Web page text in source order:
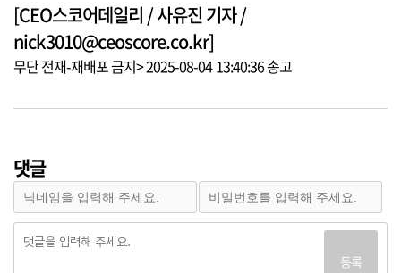
[CEO스코어데일리 / 사유진 기자 /
nick3010@ceoscore.co.kr]
무단 전재-재배포 금지> 2025-08-04 13:40:36 송고
댓글
등록